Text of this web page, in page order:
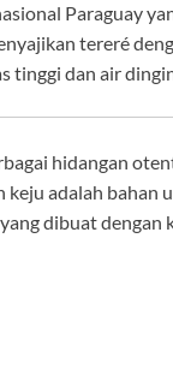
Paraguay
tereré
tinggi dan air
hidangan
adalah bahan
dibuat dengan